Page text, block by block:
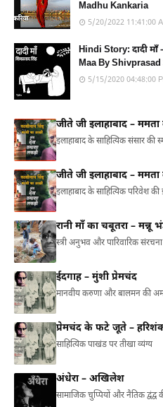
Madhu Kankaria
5/20/2022 11:41:00
Hindi Story: दादी माँ
Maa By
5/15/2020 04:48:00
जीते जी इलाहाबाद –
इलाहाबाद के साहित्यिक संसार की
जीते जी इलाहाबाद –
इलाहाबाद के साहित्यिक परिवेश
रानी माँ का चबूतरा – मन्नू
स्त्री अनुभव और पारिवारिक
ईदगाह – मुंशी प्रेमचंद
मानवीय करुणा और बालमन की
प्रेमचंद के फटे जूते –
साहित्यिक पाखंड पर तीखा व्यंग्य
अंधेरा – अखिलेश
सामाजिक चुप्पियों और नैतिक द्वंद्व